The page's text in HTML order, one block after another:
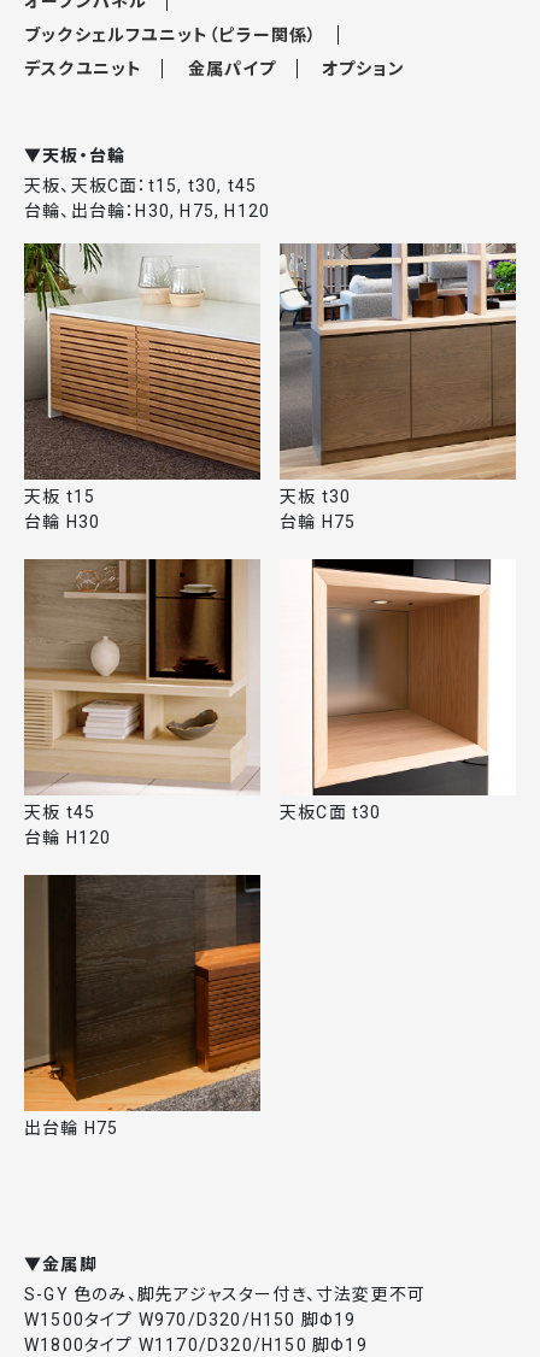
ブックシェルフユニット（ピラー関係）
デスクユニット
金属パイプ オプション
▼天板・台輪
天板、天板C面：t15, t30, t45
台輪、出台輪：H30, H75, H120
天板 t15
台輪 H30
天板 t30
台輪 H75
天板 t45
台輪 H120
天板C面 t30
出台輪 H75
▼金属脚
S-GY 色のみ、脚先アジャスター付き、寸法変更不可
W1500タイプ W970/D320/H150 脚Φ19
W1800タイプ W1170/D320/H150 脚Φ19